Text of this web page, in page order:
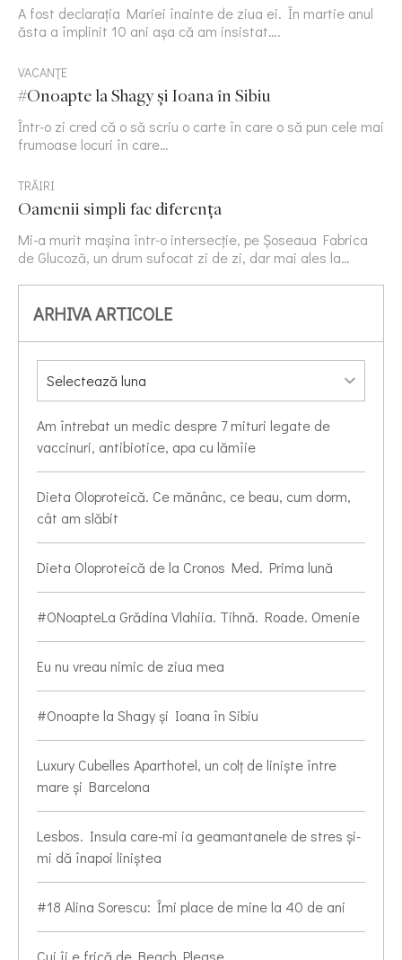
A fost declarația Mariei înainte de ziua ei. În martie anul
ăsta a împlinit 10 ani așa că am insistat….
VACANȚE
#Onoapte la Shagy și Ioana în Sibiu
Într-o zi cred că o să scriu o carte în care o să pun cele mai
frumoase locuri în care…
TRĂIRI
Oamenii simpli fac diferența
Mi-a murit mașina într-o intersecție, pe Șoseaua Fabrica
de Glucoză, un drum sufocat zi de zi, dar mai ales la…
ARHIVA ARTICOLE
Am întrebat un medic despre 7 mituri legate de
vaccinuri, antibiotice, apa cu lămîie
Dieta Oloproteică. Ce mănânc, ce beau, cum dorm,
cât am slăbit
Dieta Oloproteică de la Cronos Med. Prima lună
#ONoapteLa Grădina Vlahiia. Tihnă. Roade. Omenie
Eu nu vreau nimic de ziua mea
#Onoapte la Shagy și Ioana în Sibiu
Luxury Cubelles Aparthotel, un colț de liniște între
mare și Barcelona
Lesbos. Insula care-mi ia geamantanele de stres și-
mi dă înapoi liniștea
#18 Alina Sorescu: Îmi place de mine la 40 de ani
Cui îi e frică de Beach Please